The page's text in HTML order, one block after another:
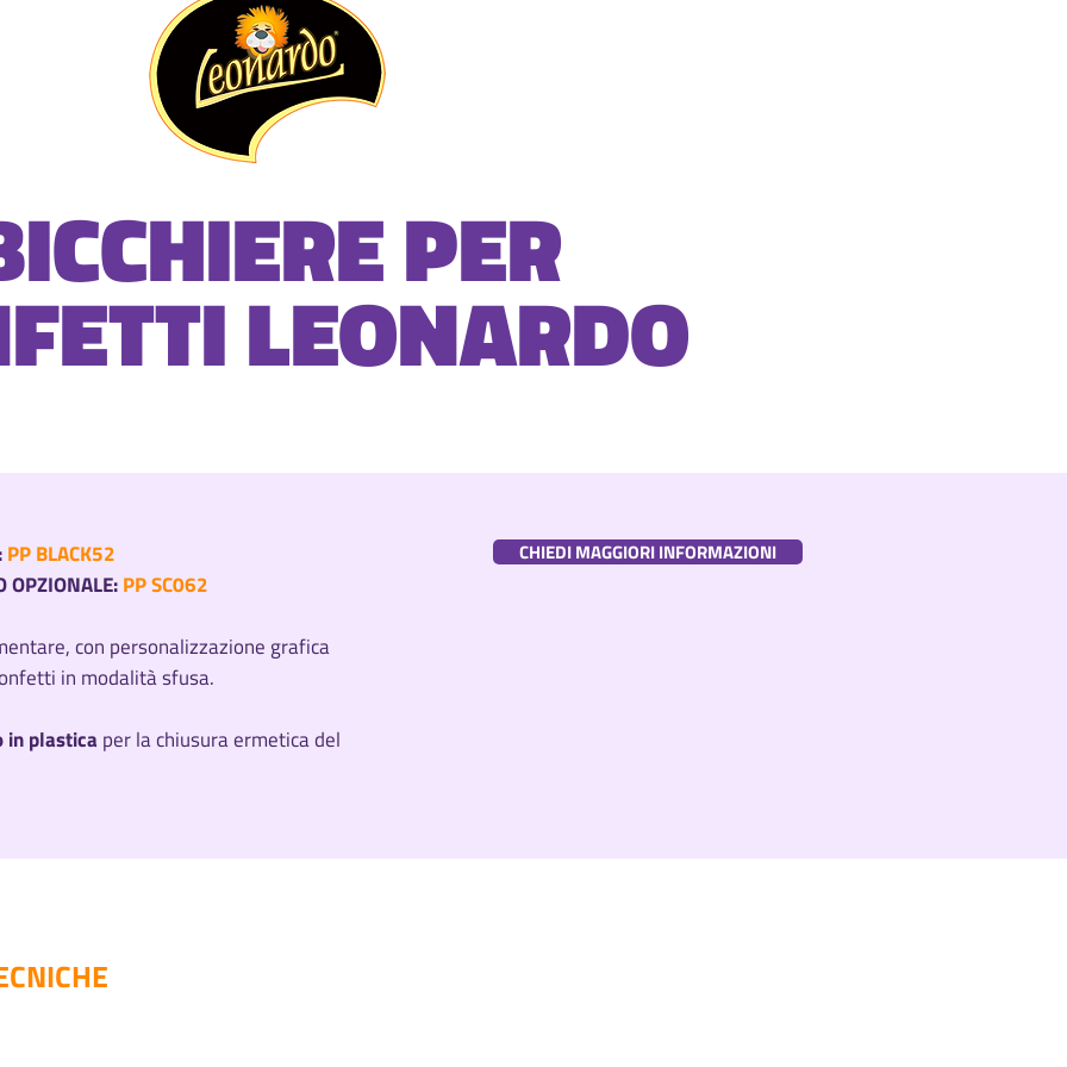
PER
LEONARDO
PP BLACK52
OPZIONALE:PP SC062
con personalizzazione grafica
in modalità sfusa.
in plastica per la chiusura ermetica del
CHIEDI MAGGIORI INFORMAZIONI